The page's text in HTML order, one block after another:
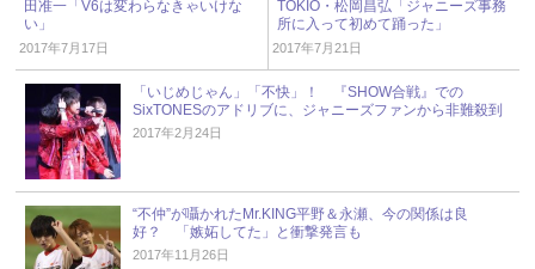
田准一「V6は変わらなきゃいけな
い」
2017年7月17日
TOKIO・松岡昌弘「ジャニーズ事務
所に入って初めて踊った」
2017年7月21日
「いじめじゃん」「不快」！ 『SHOW合戦』での
SixTONESのアドリブに、ジャニーズファンから非難殺到
2017年2月24日
“不仲”が囁かれたMr.KING平野＆永瀬、今の関係は良
好？ 「嫉妬してた」と衝撃発言も
2017年11月26日